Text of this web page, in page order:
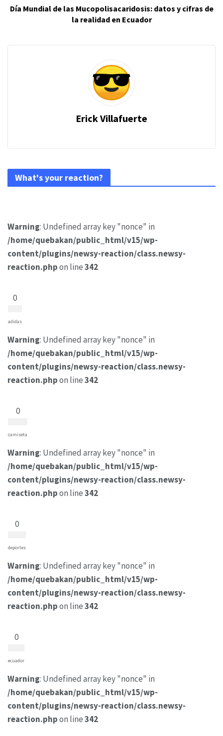
Día Mundial de las Mucopolisacaridosis: datos y cifras de
la realidad en Ecuador
Erick Villafuerte
What's your reaction?
Warning: Undefined array key "nonce" in
/home/quebakan/public_html/v15/wp-
content/plugins/newsy-reaction/class.newsy-
reaction.phpon line342
0
adidas
Warning: Undefined array key "nonce" in
/home/quebakan/public_html/v15/wp-
content/plugins/newsy-reaction/class.newsy-
reaction.phpon line342
0
camiseta
Warning: Undefined array key "nonce" in
/home/quebakan/public_html/v15/wp-
content/plugins/newsy-reaction/class.newsy-
reaction.phpon line342
0
deportes
Warning: Undefined array key "nonce" in
/home/quebakan/public_html/v15/wp-
content/plugins/newsy-reaction/class.newsy-
reaction.phpon line342
0
ecuador
Warning: Undefined array key "nonce" in
/home/quebakan/public_html/v15/wp-
content/plugins/newsy-reaction/class.newsy-
reaction.phpon line342